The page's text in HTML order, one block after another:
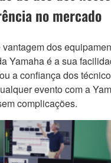
no mercado
vantagem dos
Yamaha é a sua
a confiança dos
evento com a
complicações.